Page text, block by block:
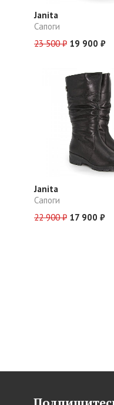
Janita
Сапоги
23 500 ₽ 19 900 ₽
Janita
Сапоги
22 900 ₽ 17 900 ₽